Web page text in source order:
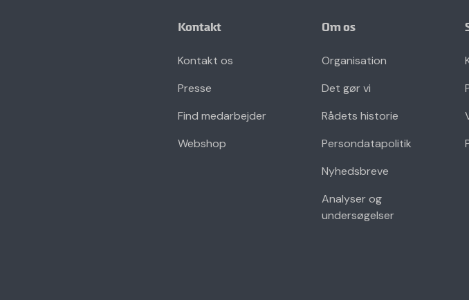
Kontakt
Kontakt os
Presse
Find medarbejder
Webshop
Om os
Organisation
Det gør vi
Rådets historie
Persondatapolitik
Nyhedsbreve
Analyser og
undersøgelser